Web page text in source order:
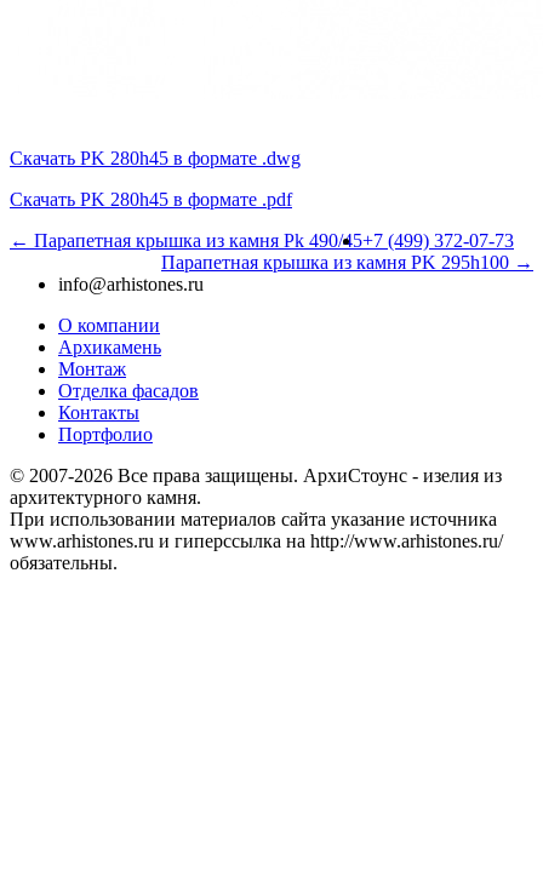
Скачать PK 280h45 в формате .dwg
Скачать PK 280h45 в формате .pdf
← Парапетная крышка из камня Pk 490/45
Парапетная крышка из камня PK 295h100 →
+7 (499) 372-07-73
info@arhistones.ru
О компании
Архикамень
Монтаж
Отделка фасадов
Контакты
Портфолио
© 2007-2026 Все права защищены. АрхиСтоунс - изелия из
архитектурного камня.
При использовании материалов сайта указание источника
www.arhistones.ru и гиперссылка на http://www.arhistones.ru/
обязательны.